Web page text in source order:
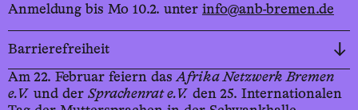
Anmeldung bis Mo 10.2. unter info@anb-bremen.de
Barrierefreiheit
Am 22. Februar feiern das Afrika Netzwerk Bremen
e.V. und der Sprachenrat e.V. den 25. Internationalen